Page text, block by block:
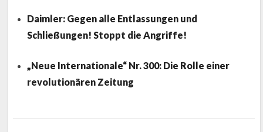
Daimler: Gegen alle Entlassungen und
Schließungen! Stoppt die Angriffe!
„Neue Internationale“ Nr. 300: Die Rolle einer
revolutionären Zeitung